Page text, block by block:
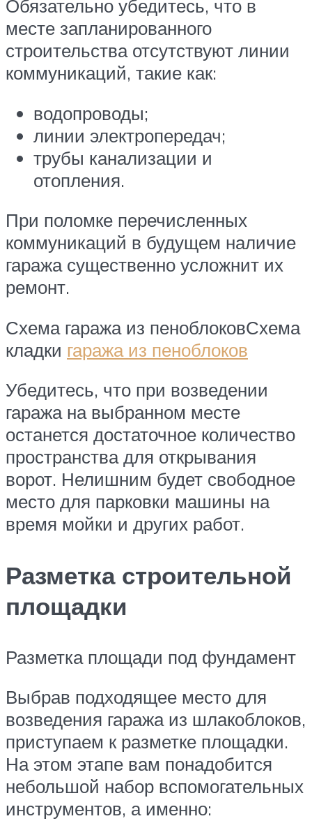
Обязательно убедитесь, что в
месте запланированного
строительства отсутствуют линии
коммуникаций, такие как:
водопроводы;
линии электропередач;
трубы канализации и
отопления.
При поломке перечисленных
коммуникаций в будущем наличие
гаража существенно усложнит их
ремонт.
Схема гаража из пеноблоковСхема
кладки гаража из пеноблоков
Убедитесь, что при возведении
гаража на выбранном месте
останется достаточное количество
пространства для открывания
ворот. Нелишним будет свободное
место для парковки машины на
время мойки и других работ.
Разметка строительной
площадки
Разметка площади под фундамент
Выбрав подходящее место для
возведения гаража из шлакоблоков,
приступаем к разметке площадки.
На этом этапе вам понадобится
небольшой набор вспомогательных
инструментов, а именно: